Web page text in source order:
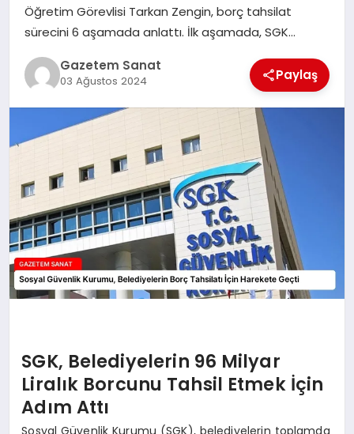
EĞITIM
Öğretim Görevlisi Tarkan Zengin, borç tahsilat
sürecini 6 aşamada anlattı. İlk aşamada, SGK…
Gazetem Sanat
03 Ağustos 2024 Paylaş
SGK, Belediyelerin 96 Milyar
Liralık Borcunu Tahsil Etmek İçin
Adım Attı
Sosyal Güvenlik Kurumu (SGK), belediyelerin toplamda